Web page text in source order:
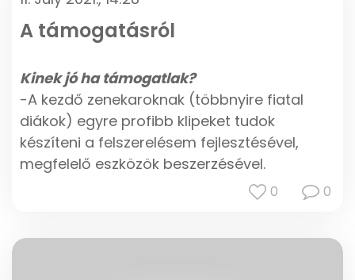
0 0
A támogatásról
Kinek jó ha támogatlak?
-A kezdő zenekaroknak (többnyire fiatal
diákok) egyre profibb klipeket tudok
készíteni a felszerelésem fejlesztésével,
megfelelő eszközök beszerzésével.
-Ha a felszerelésem már lehetővé teszi,
vállalhatok fizetős munkákat. A bevételből